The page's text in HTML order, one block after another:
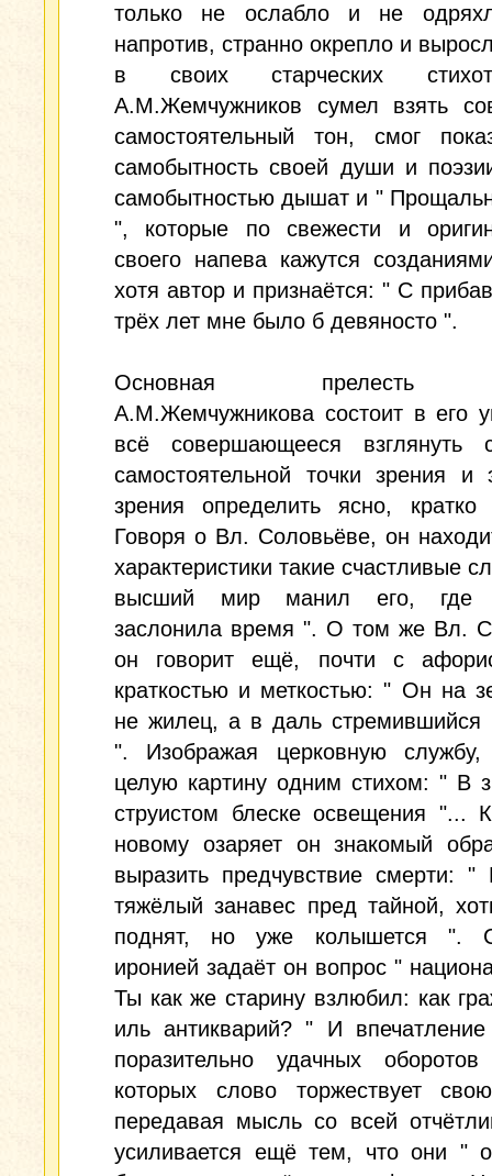
только не ослабло и не
напротив, странно окрепло и
в своих старческих
А.М.Жемчужников сумел взять
самостоятельный тон, смог
самобытность своей души и
самобытностью дышат и "
", которые по свежести и
своего напева кажутся
хотя автор и признаётся: " С
трёх лет мне было б девяносто ".
Основная прелесть
А.М.Жемчужникова состоит в его
всё совершающееся взглянуть
самостоятельной точки зрения и
зрения определить ясно,
Говоря о Вл. Соловьёве, он
характеристики такие счастливые
высший мир манил его, где
заслонила время ". О том же Вл.
он говорит ещё, почти с
краткостью и меткостью: " Он на
не жилец, а в даль стремившийся
". Изображая церковную
целую картину одним стихом: " В
струистом блеске освещения "...
новому озаряет он знакомый
выразить предчувствие смерти: "
тяжёлый занавес пред тайной,
поднят, но уже колышется ".
иронией задаёт он вопрос "
Ты как же старину взлюбил: как
иль антикварий? " И впечатление
поразительно удачных
которых слово торжествует
передавая мысль со всей
усиливается ещё тем, что они "